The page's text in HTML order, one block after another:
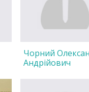
Чорний
Андрійович